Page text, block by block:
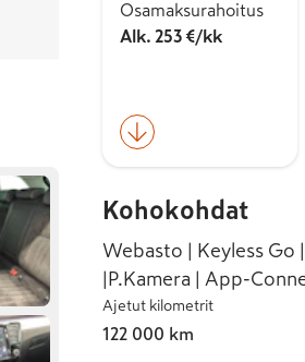
Osamaksurahoitus
Alk. 253 €/kk
Kohokohdat
Webasto | Keyless Go
|P.Kamera | App-
Ajetut kilometrit
122 000 km